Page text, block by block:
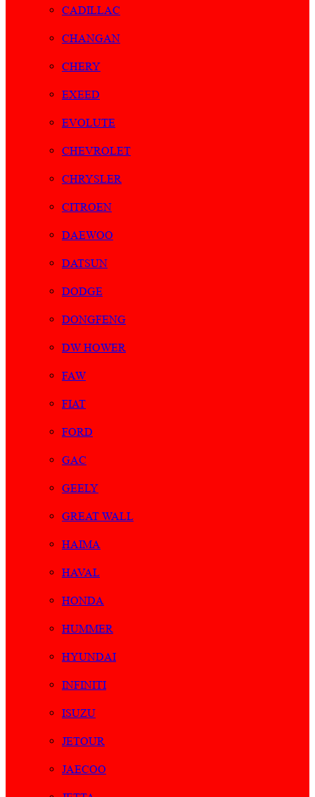
CADILLAC
CHANGAN
CHERY
EXEED
EVOLUTE
CHEVROLET
CHRYSLER
CITROEN
DAEWOO
DATSUN
DODGE
DONGFENG
DW HOWER
FAW
FIAT
FORD
GAC
GEELY
GREAT WALL
HAIMA
HAVAL
HONDA
HUMMER
HYUNDAI
INFINITI
ISUZU
JETOUR
JAECOO